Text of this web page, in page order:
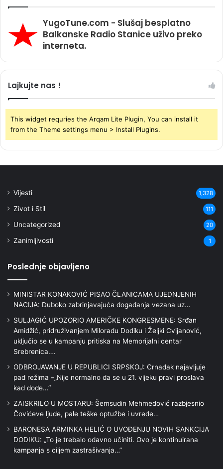
YugoTune.com - Slušaj besplatno
Balkanske Radio Stanice uživo preko
interneta.
Lajkujte nas !
This widget requries the Arqam Lite Plugin, You can install it
from the Theme settings menu > Install Plugins.
Vijesti 1,328
Zivot i Stil 111
Uncategorized 20
Zanimljivosti 1
Poslednje objavljeno
MINISTAR KONAKOVIĆ PISAO ČLANICAMA UJEDNJENIH
NACIJA: Duboko zabrinjavajuća događanja vezana uz…
SULJAGIĆ UPOZORIO AMERIČKE KONGRESMENE: Srđan
Amidžić, pridruživanjem Miloradu Dodiku i Željki Cvijanović,
uključio se u kampanju pritiska na Memorijalni centar
Srebrenica….
ODBROJAVANJE U REPUBLICI SRPSKOJ: Crnadak najavljuje
pad režima –„Nije normalno da se u 21. vijeku pravi proslava
kad dođe…“
ZAISKRILO U MOSTARU: Šemsudin Mehmedović razbjesnio
Čovićeve ljude, pale teške optužbe i uvrede…
BARONESA ARMINKA HELIĆ O UVOĐENJU NOVIH SANKCIJA
DODIKU: „To je trebalo odavno učiniti. Ovo je kontinuirana
kampanja s ciljem zastrašivanja…”